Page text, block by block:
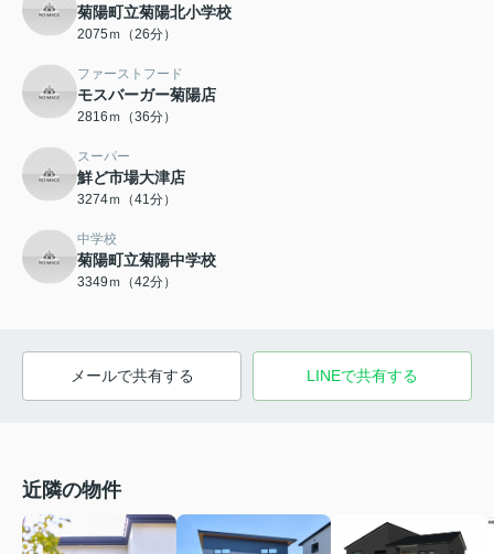
菊陽町立菊陽北小学校
2075ｍ（26分）
ファーストフード
モスバーガー菊陽店
2816ｍ（36分）
スーパー
鮮ど市場大津店
3274ｍ（41分）
中学校
菊陽町立菊陽中学校
3349ｍ（42分）
メールで共有する LINEで共有する
近隣の物件